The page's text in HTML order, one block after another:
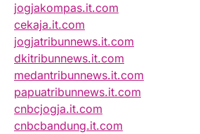
jogjakompas.it.com
cekaja.it.com
jogjatribunnews.it.com
dkitribunnews.it.com
medantribunnews.it.com
papuatribunnews.it.com
cnbcjogja.it.com
cnbcbandung.it.com